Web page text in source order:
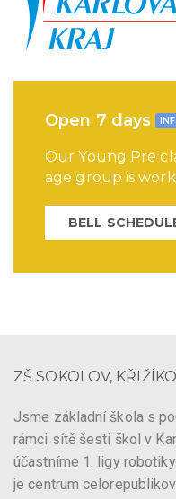
Open 7 days
Our Young Pre
age group is
BELL
ZŠ SOKOLOV,
Jsme základní škola s
rámci sítě šesti škol v
účastníme 1. ligy
je centrum